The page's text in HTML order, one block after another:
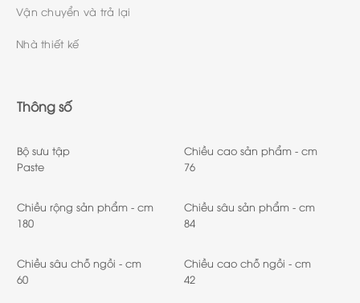
Vận chuyển và trả lại
Nhà thiết kế
Thông số
Bộ sưu tập
Paste
Chiều cao sản phẩm - cm
76
Chiều rộng sản phẩm - cm
180
Chiều sâu sản phẩm - cm
84
Chiều sâu chỗ ngồi - cm
60
Chiều cao chỗ ngồi - cm
42